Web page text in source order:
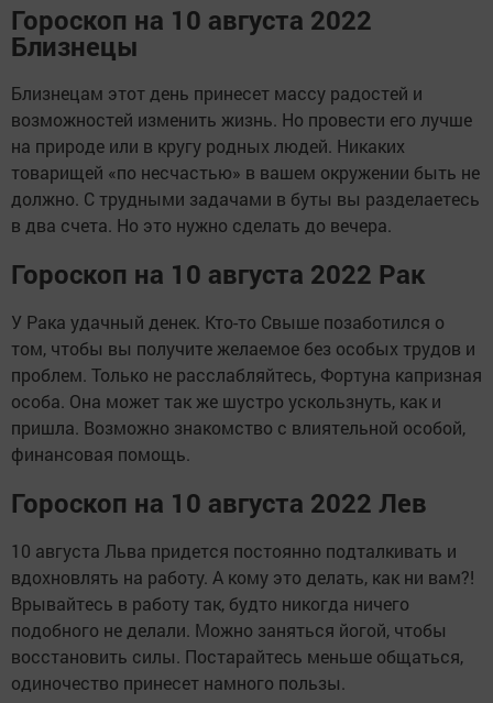
Гороскоп на 10 августа 2022
Близнецы
Близнецам этот день принесет массу радостей и
возможностей изменить жизнь. Но провести его лучше
на природе или в кругу родных людей. Никаких
товарищей «по несчастью» в вашем окружении быть не
должно. С трудными задачами в буты вы разделаетесь
в два счета. Но это нужно сделать до вечера.
Гороскоп на 10 августа 2022 Рак
У Рака удачный денек. Кто-то Свыше позаботился о
том, чтобы вы получите желаемое без особых трудов и
проблем. Только не расслабляйтесь, Фортуна капризная
особа. Она может так же шустро ускользнуть, как и
пришла. Возможно знакомство с влиятельной особой,
финансовая помощь.
Гороскоп на 10 августа 2022 Лев
10 августа Льва придется постоянно подталкивать и
вдохновлять на работу. А кому это делать, как ни вам?!
Врывайтесь в работу так, будто никогда ничего
подобного не делали. Можно заняться йогой, чтобы
восстановить силы. Постарайтесь меньше общаться,
одиночество принесет намного пользы.